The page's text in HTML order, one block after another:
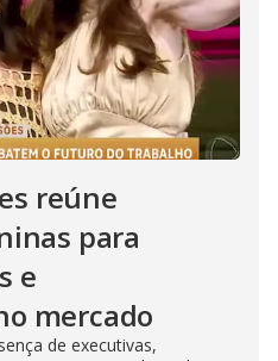
reúne
para
e
mercado
de executivas,